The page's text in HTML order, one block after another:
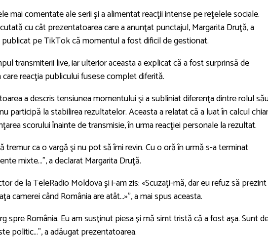
mai comentate ale serii şi a alimentat reacţii intense pe reţelele sociale.
cu cât prezentatoarea care a anunţat punctajul, Margarita Druţă, a
pe TikTok că momentul a fost dificil de gestionat.
transmiterii live, iar ulterior aceasta a explicat că a fost surprinsă de
reacţia publicului fusese complet diferită.
a descris tensiunea momentului şi a subliniat diferenţa dintre rolul
participă la stabilirea rezultatelor. Aceasta a relatat că a luat în calcul chiar
scorului înainte de transmisie, în urma reacţiei personale la rezultat.
tremur ca o vargă şi nu pot să îmi revin. Cu o oră în urmă s-a terminat
mixte...”, a declarat Margarita Druţă.
de la TeleRadio Moldova şi i-am zis: «Scuzaţi-mă, dar eu refuz să prezint
camerei când România are atât...»”, a mai spus aceasta.
spre România. Eu am susţinut piesa şi mă simt tristă că a fost aşa. Sunt
politic...”, a adăugat prezentatoarea.